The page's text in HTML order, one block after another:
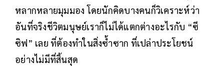
หลากหลายมุมมอง โดยนักคิดบางคนก็วิเคราะห์ว่า
อันที่จริงชีวิตมนุษย์เราก็ไม่ได้แตกต่างอะไรกับ “ซี
ซิฟ” เลย ที่ต้องทำในสิ่งซ้ำซาก ที่เปล่าประโยชน์
อย่างไม่มีที่สิ้นสุด